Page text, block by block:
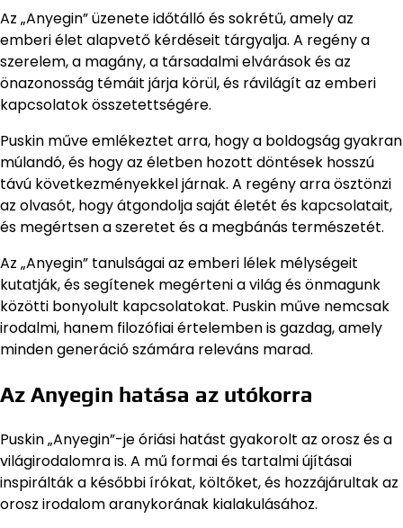
Az „Anyegin” üzenete időtálló és sokrétű, amely az
emberi élet alapvető kérdéseit tárgyalja. A regény a
szerelem, a magány, a társadalmi elvárások és az
önazonosság témáit járja körül, és rávilágít az emberi
kapcsolatok összetettségére.
Puskin műve emlékeztet arra, hogy a boldogság gyakran
múlandó, és hogy az életben hozott döntések hosszú
távú következményekkel járnak. A regény arra ösztönzi
az olvasót, hogy átgondolja saját életét és kapcsolatait,
és megértsen a szeretet és a megbánás természetét.
Az „Anyegin” tanulságai az emberi lélek mélységeit
kutatják, és segítenek megérteni a világ és önmagunk
közötti bonyolult kapcsolatokat. Puskin műve nemcsak
irodalmi, hanem filozófiai értelemben is gazdag, amely
minden generáció számára releváns marad.
Az Anyegin hatása az utókorra
Puskin „Anyegin”-je óriási hatást gyakorolt az orosz és a
világirodalomra is. A mű formai és tartalmi újításai
inspirálták a későbbi írókat, költőket, és hozzájárultak az
orosz irodalom aranykorának kialakulásához.